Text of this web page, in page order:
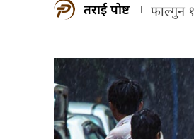
तराई पोष्ट फाल्गुन